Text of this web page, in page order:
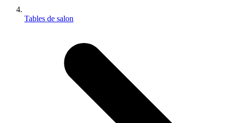
Tables de salon